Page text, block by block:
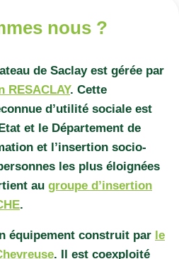
nous ?
de Saclay est gérée par
RESACLAY. Cette
d’utilité sociale est
et le Département de
et l’insertion socio-
les plus éloignées
au groupe d’insertion
.
équipement construit par le
. Il est coexploité